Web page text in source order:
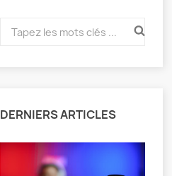
DERNIERS ARTICLES